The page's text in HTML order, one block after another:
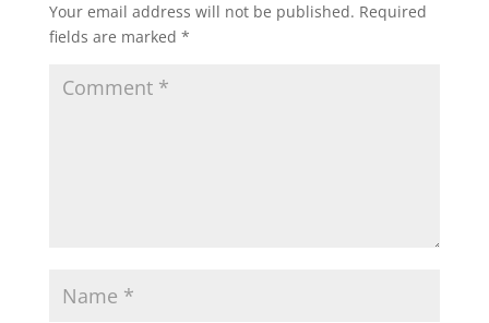
Your email address will not be published. Required
fields are marked *